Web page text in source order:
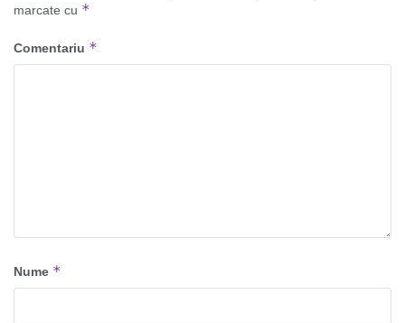
marcate cu *
Comentariu *
Nume *